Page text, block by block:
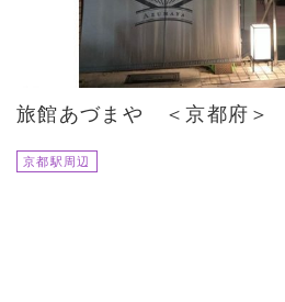
旅館あづまや ＜京都府＞
京都駅周辺